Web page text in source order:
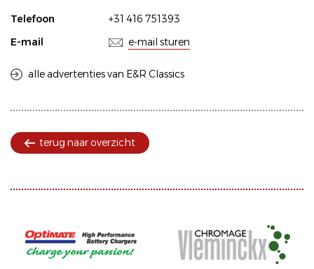
Telefoon
+31 416 751393
E-mail
e-mail sturen
alle advertenties van E&R Classics
terug naar overzicht